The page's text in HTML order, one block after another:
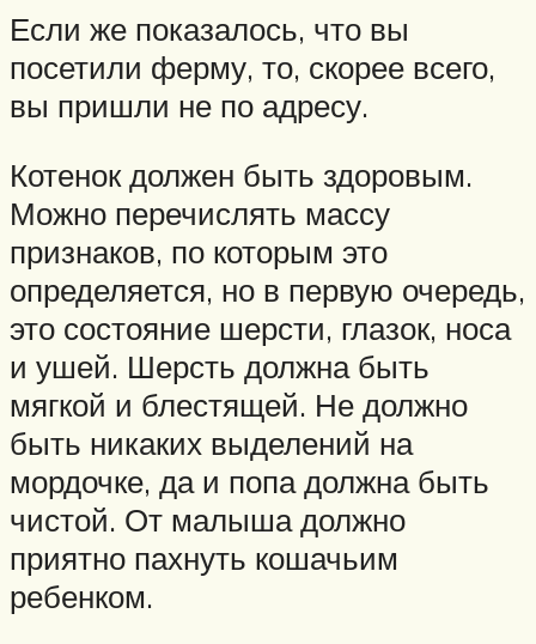
Если же показалось, что вы
посетили ферму, то, скорее всего,
вы пришли не по адресу.
Котенок должен быть здоровым.
Можно перечислять массу
признаков, по которым это
определяется, но в первую очередь,
это состояние шерсти, глазок, носа
и ушей. Шерсть должна быть
мягкой и блестящей. Не должно
быть никаких выделений на
мордочке, да и попа должна быть
чистой. От малыша должно
приятно пахнуть кошачьим
ребенком.